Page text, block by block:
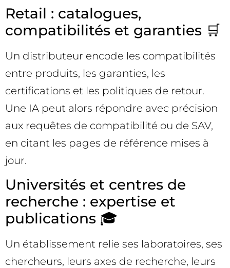
Retail : catalogues,
compatibilités et garanties 🛒
Un distributeur encode les compatibilités
entre produits, les garanties, les
certifications et les politiques de retour.
Une IA peut alors répondre avec précision
aux requêtes de compatibilité ou de SAV,
en citant les pages de référence mises à
jour.
Universités et centres de
recherche : expertise et
publications 🎓
Un établissement relie ses laboratoires, ses
chercheurs, leurs axes de recherche, leurs